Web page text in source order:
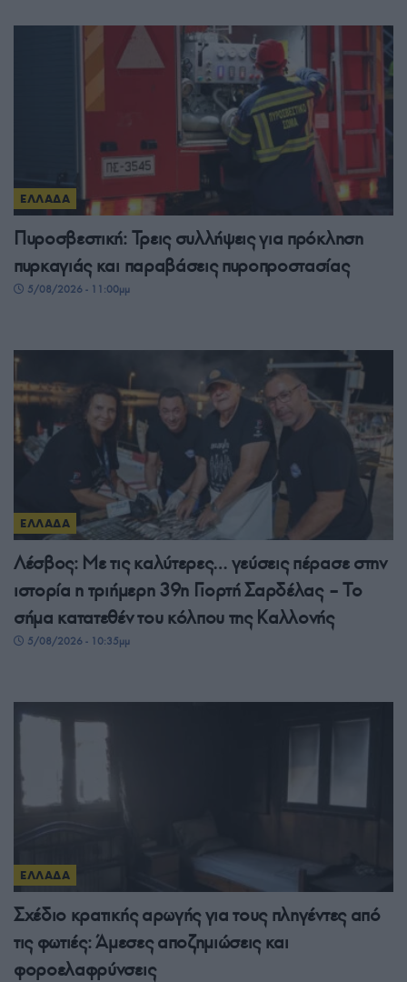
ΕΛΛΑΔΑ
Πυροσβεστική: Τρεις συλλήψεις για πρόκληση
πυρκαγιάς και παραβάσεις πυροπροστασίας
5/08/2026 - 11:00μμ
ΕΛΛΑΔΑ
Λέσβος: Με τις καλύτερες… γεύσεις πέρασε στην
ιστορία η τριήμερη 39η Γιορτή Σαρδέλας – Το
σήμα κατατεθέν του κόλπου της Καλλονής
5/08/2026 - 10:35μμ
ΕΛΛΑΔΑ
Σχέδιο κρατικής αρωγής για τους πληγέντες από
τις φωτιές: Άμεσες αποζημιώσεις και
φοροελαφρύνσεις